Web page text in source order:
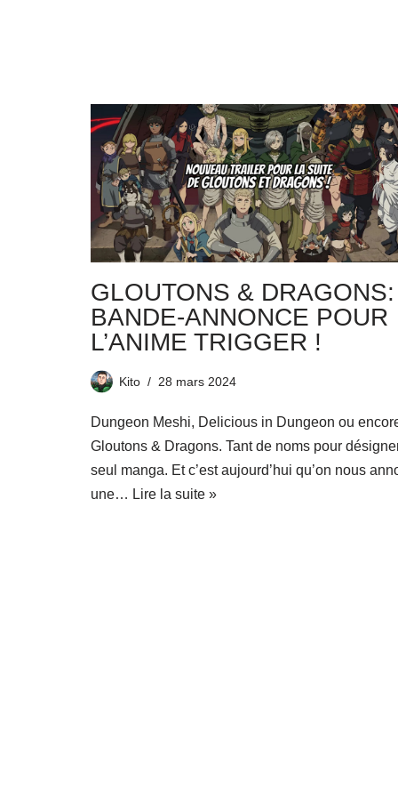
GLOUTONS & DRAGONS:
BANDE-ANNONCE POUR
L’ANIME TRIGGER !
Kito 28 mars 2024
Dungeon Meshi, Delicious in Dungeon ou
Gloutons & Dragons. Tant de noms pour
seul manga. Et c’est aujourd’hui qu’on nous
une… Lire la suite »